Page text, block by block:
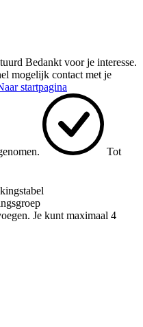
Bedankt voor je interesse.
mogelijk contact met je
startpagina
Tot
Je kunt maximaal 4